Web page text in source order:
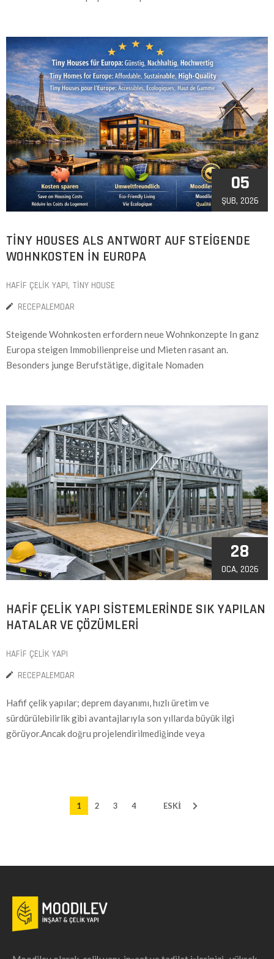
05
ŞUB, 2026
TINY HOUSES ALS ANTWORT AUF STEIGENDE
WOHNKOSTEN IN EUROPA
HAFIF ÇELIK YAPI‚ TINY HOUSE
RECEPALEMDAR
Steigende Wohnkosten erfordern neue Wohnkonzepte In ganz
Europa steigen Immobilienpreise und Mieten rasant an.
Besonders junge Berufstätige, digitale Nomaden
28
OCA, 2026
HAFIF ÇELIK YAPI SISTEMLERINDE SIK YAPILAN
HATALAR VE ÇÖZÜMLERI
HAFIF ÇELIK YAPI
RECEPALEMDAR
Hafif çelik yapılar; deprem dayanımı, hızlı üretim ve
sürdürülebilirlik gibi avantajlarıyla son yıllarda büyük ilgi
görüyor.Ancak doğru projelendirilmediğinde veya
1 2 3 4 ESKİ